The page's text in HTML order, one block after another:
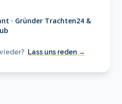
· Gründer Trachten24 &
Lass uns reden →